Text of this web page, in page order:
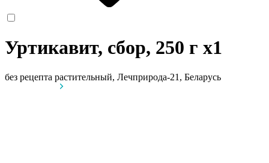
Уртикавит, сбор, 250 г x1
без рецепта растительный, Лечприрода-21, Беларусь